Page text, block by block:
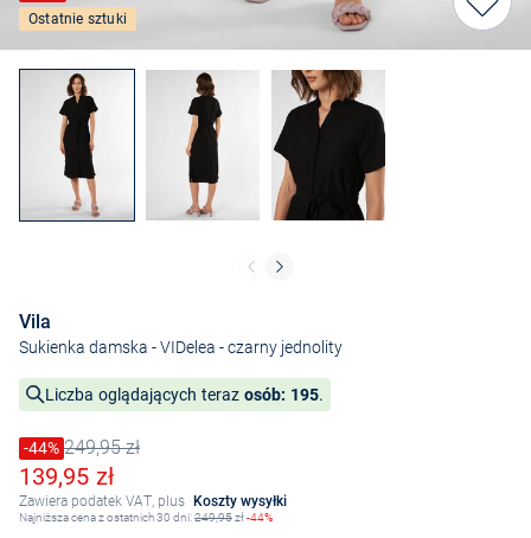
Ostatnie sztuki
Vila
Sukienka damska - VIDelea - czarny jednolity
Liczba oglądających teraz osób: 195.
Cena obniżona o
-44%
Stara cena249,95 zł
Obniżona cena
139,95 zł
Zawiera podatek VAT, plus Koszty wysyłki
Najniższa cena z ostatnich 30 dni:249,95zł-44%